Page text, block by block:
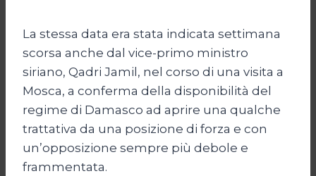
La stessa data era stata indicata settimana
scorsa anche dal vice-primo ministro
siriano, Qadri Jamil, nel corso di una visita a
Mosca, a conferma della disponibilità del
regime di Damasco ad aprire una qualche
trattativa da una posizione di forza e con
un’opposizione sempre più debole e
frammentata.